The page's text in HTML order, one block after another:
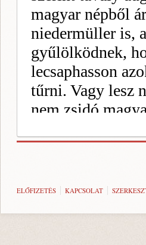
ELŐFIZETÉS KAPCSOLAT